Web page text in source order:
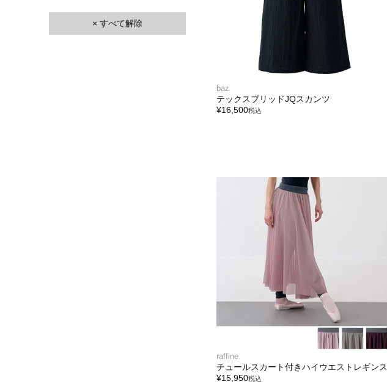
× すべて解除
baz
テックスブリッドJQスカンツ
¥16,500税込
raffine
チュールスカート付きハイウエストレギンス
¥15,950税込